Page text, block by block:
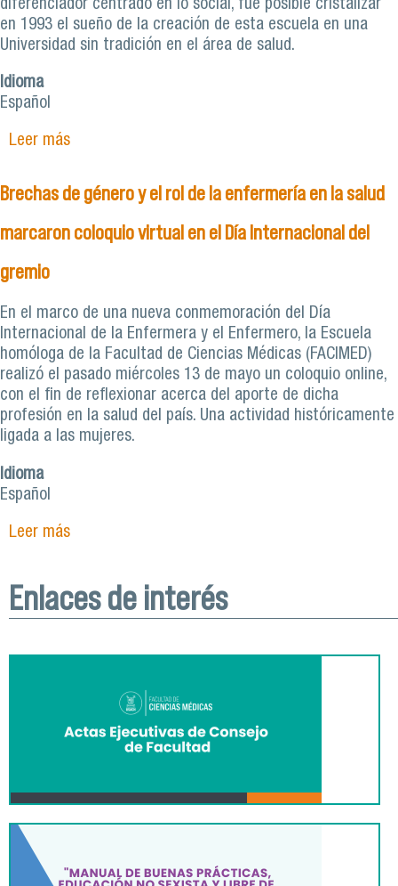
diferenciador centrado en lo social, fue posible cristalizar
en 1993 el sueño de la creación de esta escuela en una
Universidad sin tradición en el área de salud.
Idioma
Español
Leer mássobre Enfermería: Profesionales empáticas/os
Brechas de género y el rol de la enfermería en la salud
marcaron coloquio virtual en el Día Internacional del
gremio
En el marco de una nueva conmemoración del Día
Internacional de la Enfermera y el Enfermero, la Escuela
homóloga de la Facultad de Ciencias Médicas (FACIMED)
realizó el pasado miércoles 13 de mayo un coloquio online,
con el fin de reflexionar acerca del aporte de dicha
profesión en la salud del país. Una actividad históricamente
ligada a las mujeres.
Idioma
Español
Leer mássobre Brechas de género y el rol de la enfermería
Enlaces de interés